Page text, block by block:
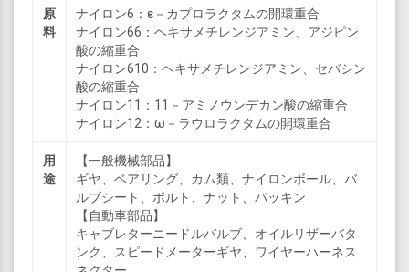
原
料
ナイロン6：ε－カプロラクタムの開環重合
ナイロン66：ヘキサメチレンジアミン、アジピン
酸の縮重合
ナイロン610：ヘキサメチレンジアミン、セバシン
酸の縮重合
ナイロン11：11－アミノウンデカン酸の縮重合
ナイロン12：ω－ラウロラクタムの開環重合
用
途
【一般機械部品】
ギヤ、ベアリング、カム類、ナイロンボール、バ
ルブシート、ボルト、ナット、パッキン
【自動車部品】
キャブレターニードルバルブ、オイルリザーバタ
ンク、スピードメーターギヤ、ワイヤーハーネス